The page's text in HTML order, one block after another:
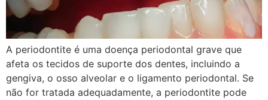
A periodontite é uma doença periodontal grave que
afeta os tecidos de suporte dos dentes, incluindo a
gengiva, o osso alveolar e o ligamento periodontal. Se
não for tratada adequadamente, a periodontite pode